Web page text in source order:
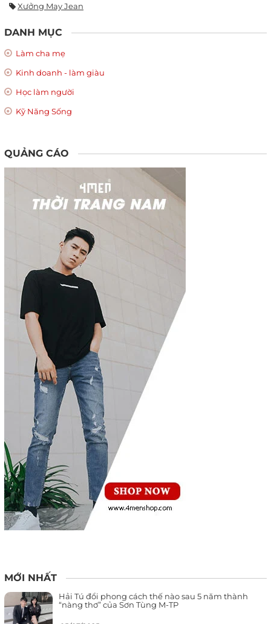
Xưởng May Jean
DANH MỤC
Làm cha mẹ
Kinh doanh - làm giàu
Học làm người
Kỹ Năng Sống
QUẢNG CÁO
MỚI NHẤT
Hải Tú đổi phong cách thế nào sau 5 năm thành
“nàng thơ” của Sơn Tùng M-TP